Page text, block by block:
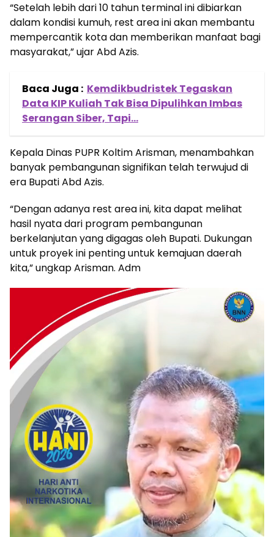
“Setelah lebih dari 10 tahun terminal ini dibiarkan
dalam kondisi kumuh, rest area ini akan membantu
mempercantik kota dan memberikan manfaat bagi
masyarakat,” ujar Abd Azis.
Baca Juga : Kemdikbudristek Tegaskan
Data KIP Kuliah Tak Bisa Dipulihkan Imbas
Serangan Siber, Tapi...
Kepala Dinas PUPR Koltim Arisman, menambahkan
banyak pembangunan signifikan telah terwujud di
era Bupati Abd Azis.
“Dengan adanya rest area ini, kita dapat melihat
hasil nyata dari program pembangunan
berkelanjutan yang digagas oleh Bupati. Dukungan
untuk proyek ini penting untuk kemajuan daerah
kita,” ungkap Arisman. Adm